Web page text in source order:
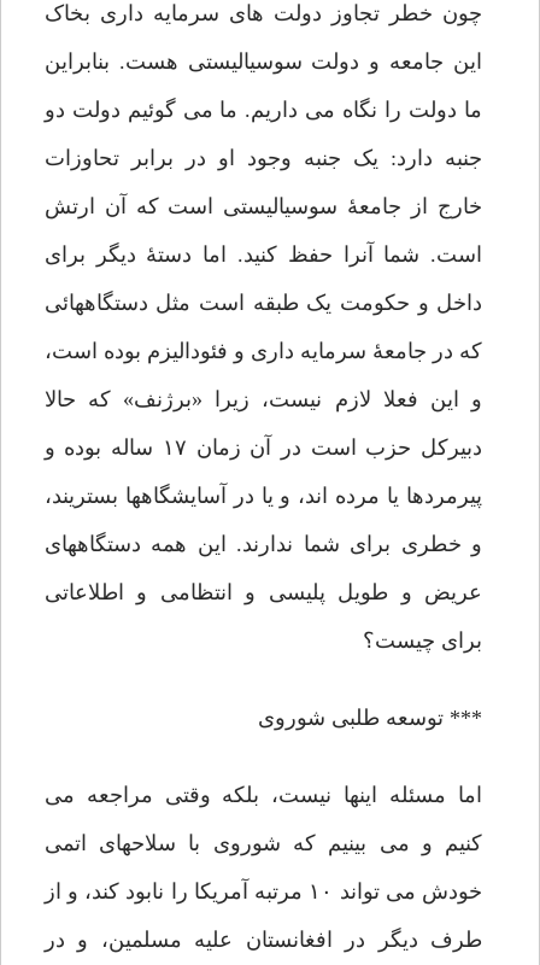
چون خطر تجاوز دولت های سرمایه داری بخاک
این جامعه و دولت سوسیالیستی هست. بنابراین
ما دولت را نگاه می داریم. ما می گوئیم دولت دو
جنبه دارد: یک جنبه وجود او در برابر تحاوزات
خارج از جامعۀ سوسیالیستی است که آن ارتش
است. شما آنرا حفظ کنید. اما دستۀ دیگر برای
داخل و حکومت یک طبقه است مثل دستگاههائی
که در جامعۀ سرمایه داری و فئودالیزم بوده است،
و این فعلا لازم نیست، زیرا «برژنف» که حالا
دبیرکل حزب است در آن زمان ۱۷ ساله بوده و
پیرمردها یا مرده اند، و یا در آسایشگاهها بستریند،
و خطری برای شما ندارند. این همه دستگاههای
عریض و طویل پلیسی و انتظامی و اطلاعاتی
برای چیست؟
*** توسعه طلبی شوروی
اما مسئله اینها نیست، بلکه وقتی مراجعه می
کنیم و می بینیم که شوروی با سلاحهای اتمی
خودش می تواند ۱۰ مرتبه آمریکا را نابود کند، و از
طرف دیگر در افغانستان علیه مسلمین، و در